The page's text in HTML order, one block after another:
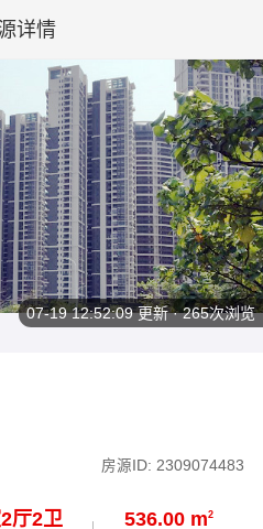
详情
房源ID: 2309074483
2厅2卫 536.00 m2
07-19 12:52:09更新 · 265次浏览